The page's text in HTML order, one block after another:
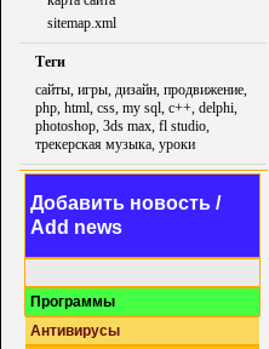
sitemap.xml
Теги
сайты, игры, дизайн, продвижение,
php, html, css, my sql, c++, delphi,
photoshop, 3ds max, fl studio,
трекерская музыка, уроки
Добавить новость /
Add news
Программы
Антивирусы